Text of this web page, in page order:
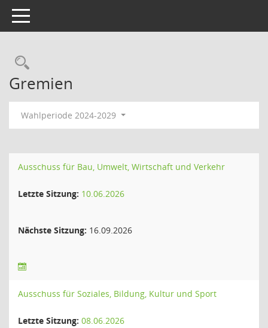
Toggle navigation
Rechercheauswahl
Gremien
Wahlperiode 2024-2029
Ausschuss für Bau, Umwelt, Wirtschaft und Verkehr
Letzte Sitzung: 10.06.2026
Nächste Sitzung: 16.09.2026
Ausschuss für Soziales, Bildung, Kultur und Sport
Letzte Sitzung: 08.06.2026